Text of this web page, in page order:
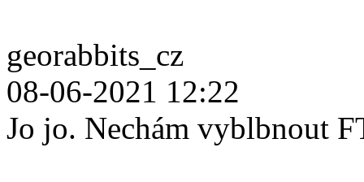
georabbits_cz
08-06-2021 12:22
Jo jo. Nechám vyblbnout